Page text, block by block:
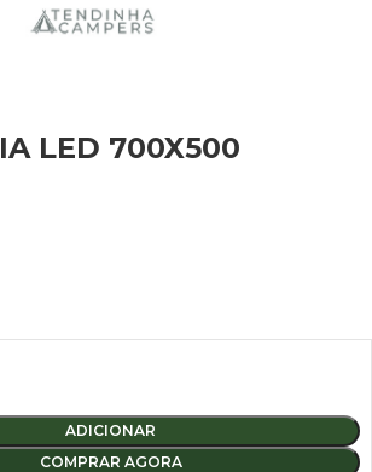
LED 700X500
ADICIONAR
COMPRAR AGORA